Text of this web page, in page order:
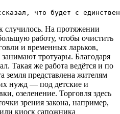
случилось. На протяжении
работу, чтобы очистить
и временных ларьков,
тротуары. Благодаря
Такая же работа ведётся и по
представлена жителям
нужд — под детские и
озеленение. Торговля здесь
зрения закона, например,
киоск сапожника